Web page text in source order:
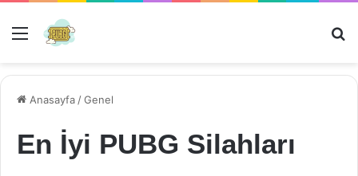
Menü
Anasayfa /Genel
En İyi PUBG Silahları